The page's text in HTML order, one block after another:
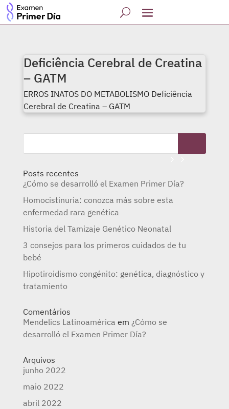
Deficiência Cerebral de Creatina
– GATM
ERROS INATOS DO METABOLISMO Deficiência
Cerebral de Creatina – GATM
Posts recentes
¿Cómo se desarrolló el Examen Primer Día?
Homocistinuria: conozca más sobre esta
enfermedad rara genética
Historia del Tamizaje Genético Neonatal
3 consejos para los primeros cuidados de tu
bebé
Hipotiroidismo congénito: genética, diagnóstico y
tratamiento
Comentários
Mendelics Latinoamérica em ¿Cómo se
desarrolló el Examen Primer Día?
Arquivos
junho 2022
maio 2022
abril 2022